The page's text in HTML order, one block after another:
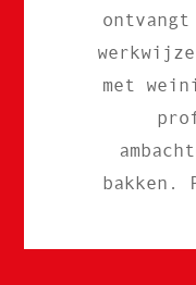
met
bakken.